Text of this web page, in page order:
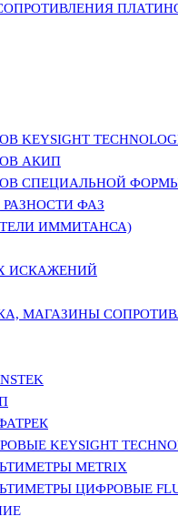
АКИП
СПЕЦИАЛЬНОЙ ФОРМЫ
ФАЗ
ИММИТАНСА)
ИСКАЖЕНИЙ
МАГАЗИНЫ
KEYSIGHT
METRIX
ЦИФРОВЫЕ